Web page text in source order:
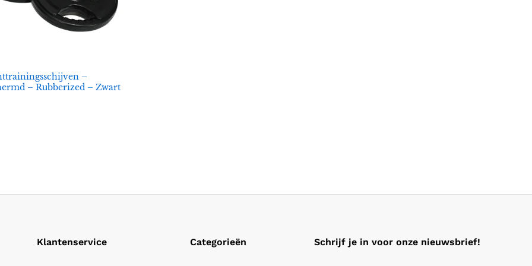
–
– Rubberized – Zwart
Klantenservice Categorieën Schrijf je in voor onze nieuwsbrief!